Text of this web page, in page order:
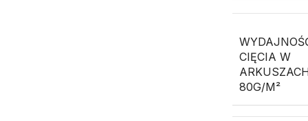
CIĘCIA W
80G/M²